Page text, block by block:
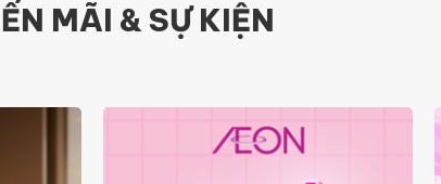
MÃI & SỰ KIỆN